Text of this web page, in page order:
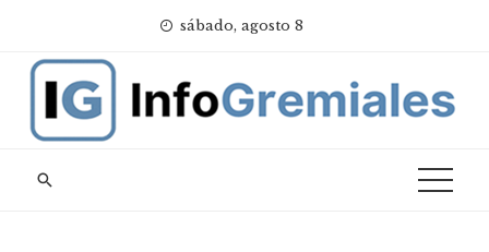
content
sábado, agosto 8